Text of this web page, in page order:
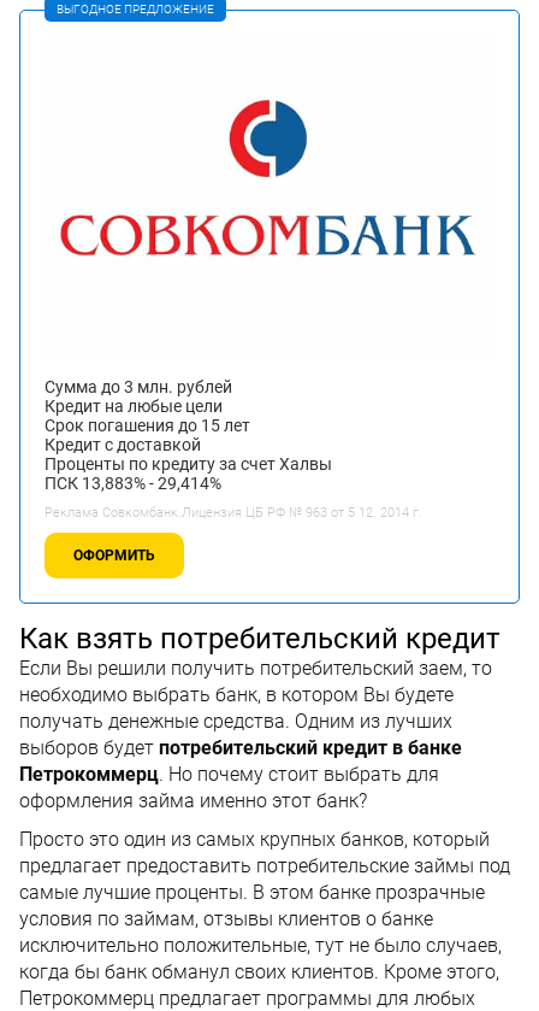
ВЫГОДНОЕ ПРЕДЛОЖЕНИЕ
Сумма до 3 млн. рублей
Кредит на любые цели
Срок погашения до 15 лет
Кредит с доставкой
Проценты по кредиту за счет Халвы
ПСК 13,883% - 29,414%
Реклама Совкомбанк.Лицензия ЦБ РФ № 963 от 5 12. 2014 г.
ОФОРМИТЬ
Как взять потребительский кредит
Если Вы решили получить потребительский заем, то
необходимо выбрать банк, в котором Вы будете
получать денежные средства. Одним из лучших
выборов будет потребительский кредит в банке
Петрокоммерц. Но почему стоит выбрать для
оформления займа именно этот банк?
Просто это один из самых крупных банков, который
предлагает предоставить потребительские займы под
самые лучшие проценты. В этом банке прозрачные
условия по займам, отзывы клиентов о банке
исключительно положительные, тут не было случаев,
когда бы банк обманул своих клиентов. Кроме этого,
Петрокоммерц предлагает программы для любых